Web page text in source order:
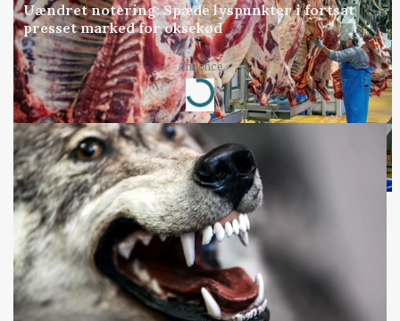
Uændret notering: Spæde lyspunkter i fortsat
presset marked for oksekød
Annonce
Loading...